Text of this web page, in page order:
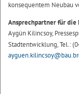
konsequentem Neubau
Ansprechpartner für die
Aygün Kilincsoy,
Stadtentwicklung, Tel.: